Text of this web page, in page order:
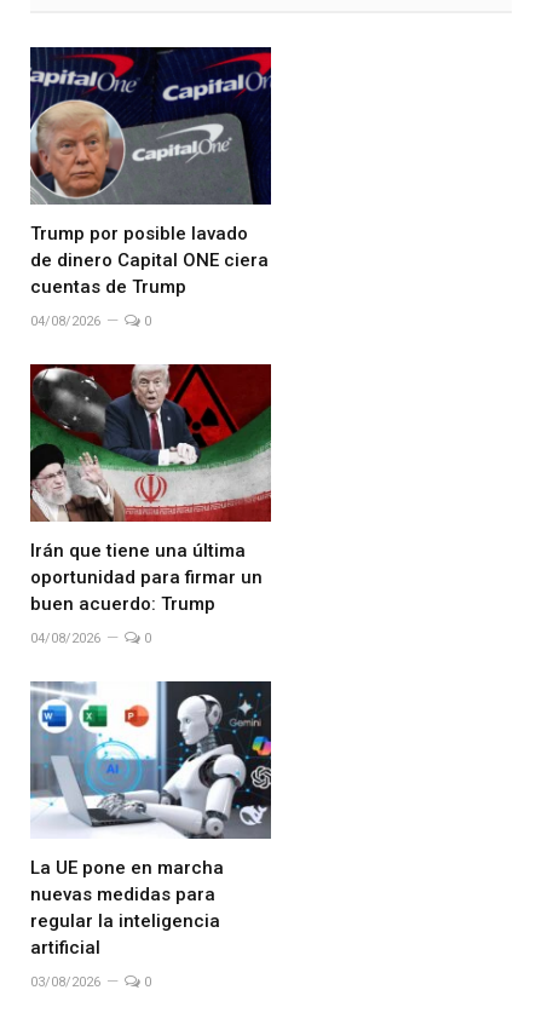
Trump por posible lavado
de dinero Capital ONE ciera
cuentas de Trump
04/08/2026 0
Irán que tiene una última
oportunidad para firmar un
buen acuerdo: Trump
04/08/2026 0
La UE pone en marcha
nuevas medidas para
regular la inteligencia
artificial
03/08/2026 0